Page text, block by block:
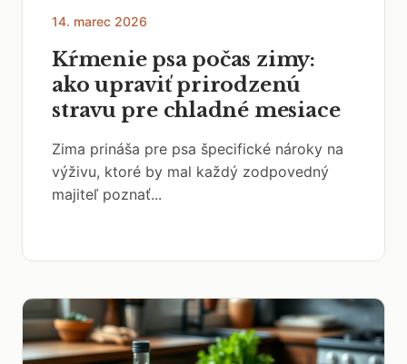
14. marec 2026
Kŕmenie psa počas zimy:
ako upraviť prirodzenú
stravu pre chladné mesiace
Zima prináša pre psa špecifické nároky na
výživu, ktoré by mal každý zodpovedný
majiteľ poznať...